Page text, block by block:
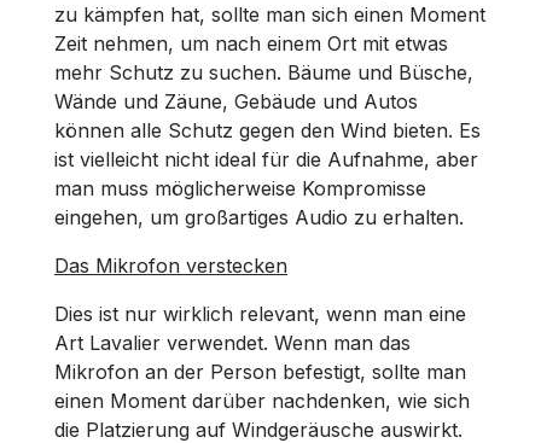
zu kämpfen hat, sollte man sich einen Moment
Zeit nehmen, um nach einem Ort mit etwas
mehr Schutz zu suchen. Bäume und Büsche,
Wände und Zäune, Gebäude und Autos
können alle Schutz gegen den Wind bieten. Es
ist vielleicht nicht ideal für die Aufnahme, aber
man muss möglicherweise Kompromisse
eingehen, um großartiges Audio zu erhalten.
Das Mikrofon verstecken
Dies ist nur wirklich relevant, wenn man eine
Art Lavalier verwendet. Wenn man das
Mikrofon an der Person befestigt, sollte man
einen Moment darüber nachdenken, wie sich
die Platzierung auf Windgeräusche auswirkt.